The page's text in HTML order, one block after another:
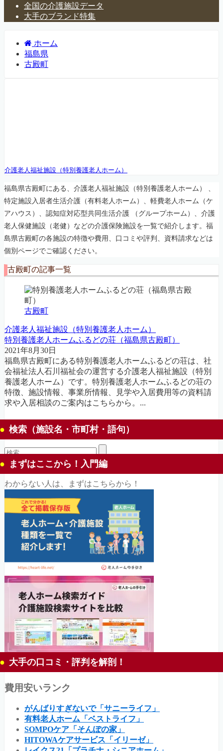
全国の介護施設データ
大手のブランド特集
ホーム
福島県
古殿町
介護老人福祉施設（特別養護老人ホーム）
福島県古殿町にある、介護老人福祉施設（特別養護老人ホーム） 、
特定施設入居者生活介護（有料老人ホーム）、軽費老人ホーム（ケ
アハウス）、認知症対応型共同生活介護 （グループホーム）、介護
老人保健施設（老健）などの介護保険施設を一覧で紹介します。福
島県古殿町の各施設の特徴や費用、口コミや評判、資料請求などは
個別ページでご確認ください。
古殿町の記事一覧
古殿町
介護老人福祉施設（特別養護老人ホーム）
特別養護老人ホームふるどの荘（福島県古殿町）
2021年8月30日
福島県古殿町にある特別養護老人ホームふるどの荘は、社
会福祉法人石川福祉会の運営する介護老人福祉施設（特別
養護老人ホーム）です。特別養護老人ホームふるどの荘の
特徴、施設情報、事業所情報、見学や入居費用等の資料請
求や入居相談のご案内はこちらから。...
検索（施設名・市町村・語句）
まずはここから！入門編
わからない人は、まずはこちらから！
大手の口コミ・評判を解剖！
費用安いランク
がんばりすぎないで「サニーライフ」
有料老人ホーム「ベストライフ」
SOMPOケア「そんぽの家」
HITOWAケアサービス「イリーゼ」